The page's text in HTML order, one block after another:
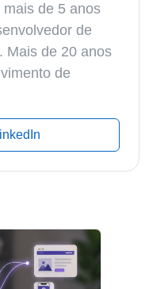
de 5 anos
de
Mais de 20 anos
de